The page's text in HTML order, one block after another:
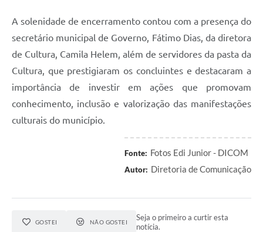
A solenidade de encerramento contou com a presença do
secretário municipal de Governo, Fátimo Dias, da diretora
de Cultura, Camila Helem, além de servidores da pasta da
Cultura, que prestigiaram os concluintes e destacaram a
importância de investir em ações que promovam
conhecimento, inclusão e valorização das manifestações
culturais do município.
Fonte: Fotos Edi Junior - DICOM
Autor: Diretoria de Comunicação
GOSTEI NÃO GOSTEI
Seja o primeiro a curtir esta
notícia.